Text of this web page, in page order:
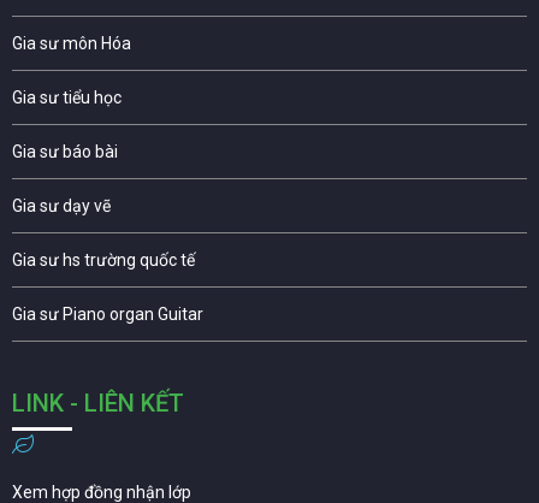
Gia sư môn Hóa
Gia sư tiểu học
Gia sư báo bài
Gia sư dạy vẽ
Gia sư hs trường quốc tế
Gia sư Piano organ Guitar
LINK - LIÊN KẾT
Xem hợp đồng nhận lớp